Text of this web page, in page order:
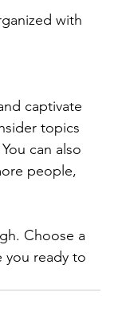
with
captivate
topics
can also
people,
Choose a
you ready to